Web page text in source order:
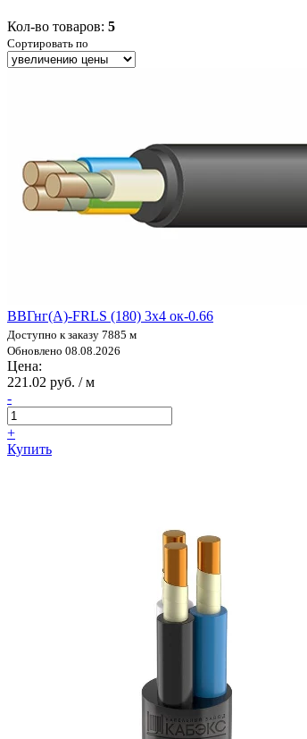
Кол-во товаров: 5
Сортировать по
ВВГнг(А)-FRLS (180) 3х4 ок-0.66
Доступно к заказу 7885 м
Обновлено 08.08.2026
Цена:
221.02 руб. / м
-
+
Купить